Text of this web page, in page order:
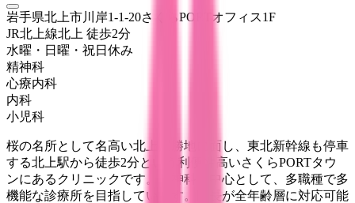
岩手県北上市川岸1-1-20さくらPORTオフィス1F
JR北上線北上 徒歩2分
水曜・日曜・祝日 休み
精神科
心療内科
内科
小児科
桜の名所として名高い北上展勝地に面し、東北新幹線も停車
する北上駅から徒歩2分という利便性高いさくらPORTタウ
ンにあるクリニックです。精神科を中心として、多職種で多
機能な診療所を目指しています。院長が全年齢層に対応可能